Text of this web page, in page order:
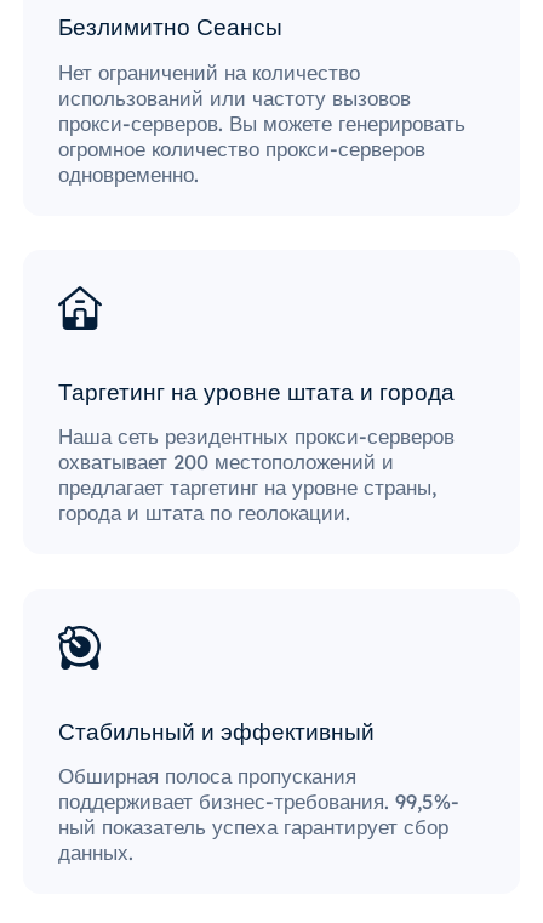
Безлимитно Сеансы
Нет ограничений на количество
использований или частоту вызовов
прокси-серверов. Вы можете генерировать
огромное количество прокси-серверов
одновременно.
Таргетинг на уровне штата и города
Наша сеть резидентных прокси-серверов
охватывает 200 местоположений и
предлагает таргетинг на уровне страны,
города и штата по геолокации.
Стабильный и эффективный
Обширная полоса пропускания
поддерживает бизнес-требования. 99,5%-
ный показатель успеха гарантирует сбор
данных.